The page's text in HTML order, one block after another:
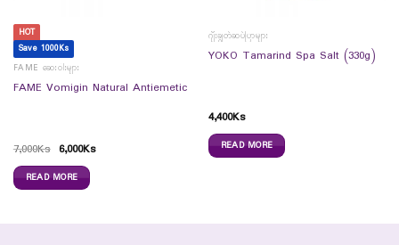
HOT
Save 1000Ks
FAME ဆေးဝါးများ
FAME Vomigin Natural Antiemetic
7,000Ks 6,000Ks
READ MORE
ဂျီးချွတ်ဆပ်ပြာများ
YOKO Tamarind Spa Salt (330g)
4,400Ks
READ MORE